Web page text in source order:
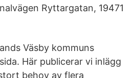
Ryttargatan, 19471
Väsby kommuns
Här publicerar vi inlägg
behov av flera